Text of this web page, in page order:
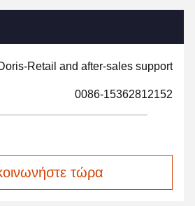
Retail and after-sales support
0086-15362812152
τώρα